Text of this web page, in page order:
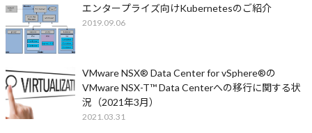
エンタープライズ向けKubernetesのご紹介
2019.09.06
VMware NSX® Data Center for vSphere®の
VMware NSX-T™ Data Centerへの移行に関する状
況（2021年3月）
2021.03.31